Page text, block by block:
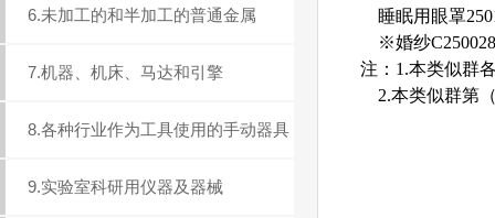
6.未加工的和半加工的普通金属
7.机器、机床、马达和引擎
8.各种行业作为工具使用的手动器具
9.实验室科研用仪器及器械
睡眠用眼罩
※婚纱C250028
注：1.本类似群
2.本类似群第